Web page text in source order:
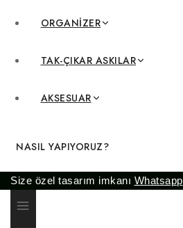
ORGANIZER
TAK-ÇIKAR ASKILAR
AKSESUAR
NASIL YAPIYORUZ?
Size özel tasarım imkanı Whatsapp